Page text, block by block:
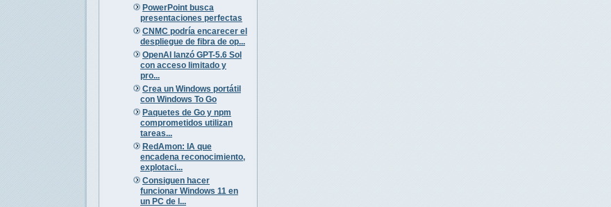
PowerPoint busca
presentaciones perfectas
CNMC podría encarecer el
despliegue de fibra de op...
OpenAI lanzó GPT-5.6 Sol
con acceso limitado y
pro...
Crea un Windows portátil
con Windows To Go
Paquetes de Go y npm
comprometidos utilizan
tareas...
RedAmon: IA que
encadena reconocimiento,
explotaci...
Consiguen hacer
funcionar Windows 11 en
un PC de l...